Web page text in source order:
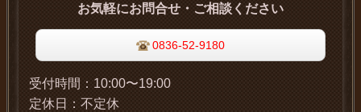
お気軽にお問合せ・ご相談ください
0836-52-9180
受付時間： 10:00〜19:00
定休日： 不定休